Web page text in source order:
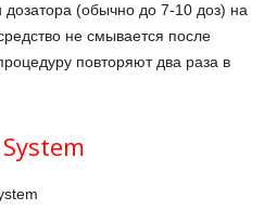
(обычно до 7-10 доз) на
не смывается после
повторяют два раза в